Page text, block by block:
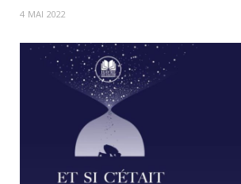
4 MAI 2022